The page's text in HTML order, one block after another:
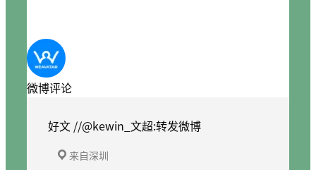
微博评论
好文 //@kewin_文超:转发微博
来自深圳